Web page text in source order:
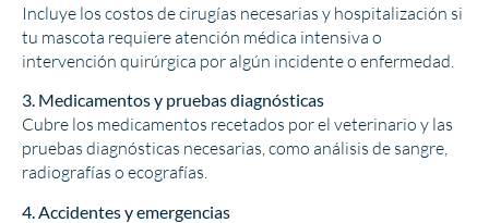
Incluye los costos de cirugías necesarias y hospitalización si
tu mascota requiere atención médica intensiva o
intervención quirúrgica por algún incidente o enfermedad.
3. Medicamentos y pruebas diagnósticas
Cubre los medicamentos recetados por el veterinario y las
pruebas diagnósticas necesarias, como análisis de sangre,
radiografías o ecografías.
4. Accidentes y emergencias